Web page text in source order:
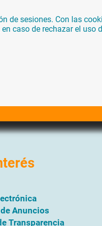
Anuncios
Transparencia
de sesiones. Con las
caso de rechazar el